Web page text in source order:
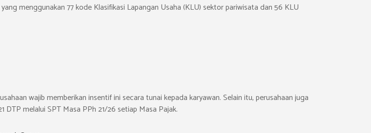
menggunakan 77 kode Klasifikasi Lapangan Usaha (KLU) sektor pariwisata dan 56 KLU
wajib memberikan insentif ini secara tunai kepada karyawan. Selain itu, perusahaan juga
melalui SPT Masa PPh 21/26 setiap Masa Pajak.